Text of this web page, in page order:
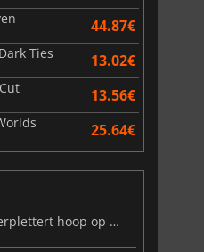
44.87€
Ties 13.02€
13.56€
25.64€
Steam Frame-prijs lekt uit en verplettert hoop op betaalbare VR